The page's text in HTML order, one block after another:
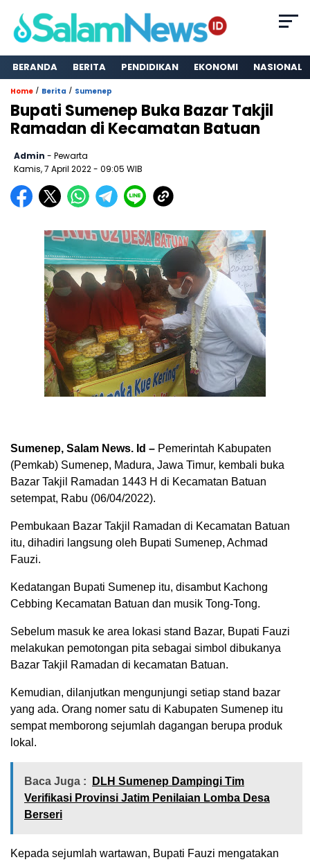
BERANDA BERITA PENDIDIKAN EKONOMI NASIONAL
Home / Berita / Sumenep
Bupati Sumenep Buka Bazar Takjil
Ramadan di Kecamatan Batuan
Admin - Pewarta
Kamis, 7 April 2022- 09:05 WIB
Sumenep, Salam News. Id – Pemerintah Kabupaten
(Pemkab) Sumenep, Madura, Jawa Timur, kembali buka
Bazar Takjil Ramadan 1443 H di Kecamatan Batuan
setempat, Rabu (06/04/2022).
Pembukaan Bazar Takjil Ramadan di Kecamatan Batuan
itu, dihadiri langsung oleh Bupati Sumenep, Achmad
Fauzi.
Kedatangan Bupati Sumenep itu, disambut Kachong
Cebbing Kecamatan Batuan dan musik Tong-Tong.
Sebelum masuk ke area lokasi stand Bazar, Bupati Fauzi
melakukan pemotongan pita sebagai simbol dibukanya
Bazar Takjil Ramadan di kecamatan Batuan.
Kemudian, dilanjutkan mengunjungi setiap stand bazar
yang ada. Orang nomer satu di Kabupaten Sumenep itu
sempat memborong sejumlah dagangan berupa produk
lokal.
Baca Juga :
DLH Sumenep Dampingi Tim
Verifikasi Provinsi Jatim Penilaian Lomba Desa
Berseri
Kepada sejumlah wartawan, Bupati Fauzi mengatakan